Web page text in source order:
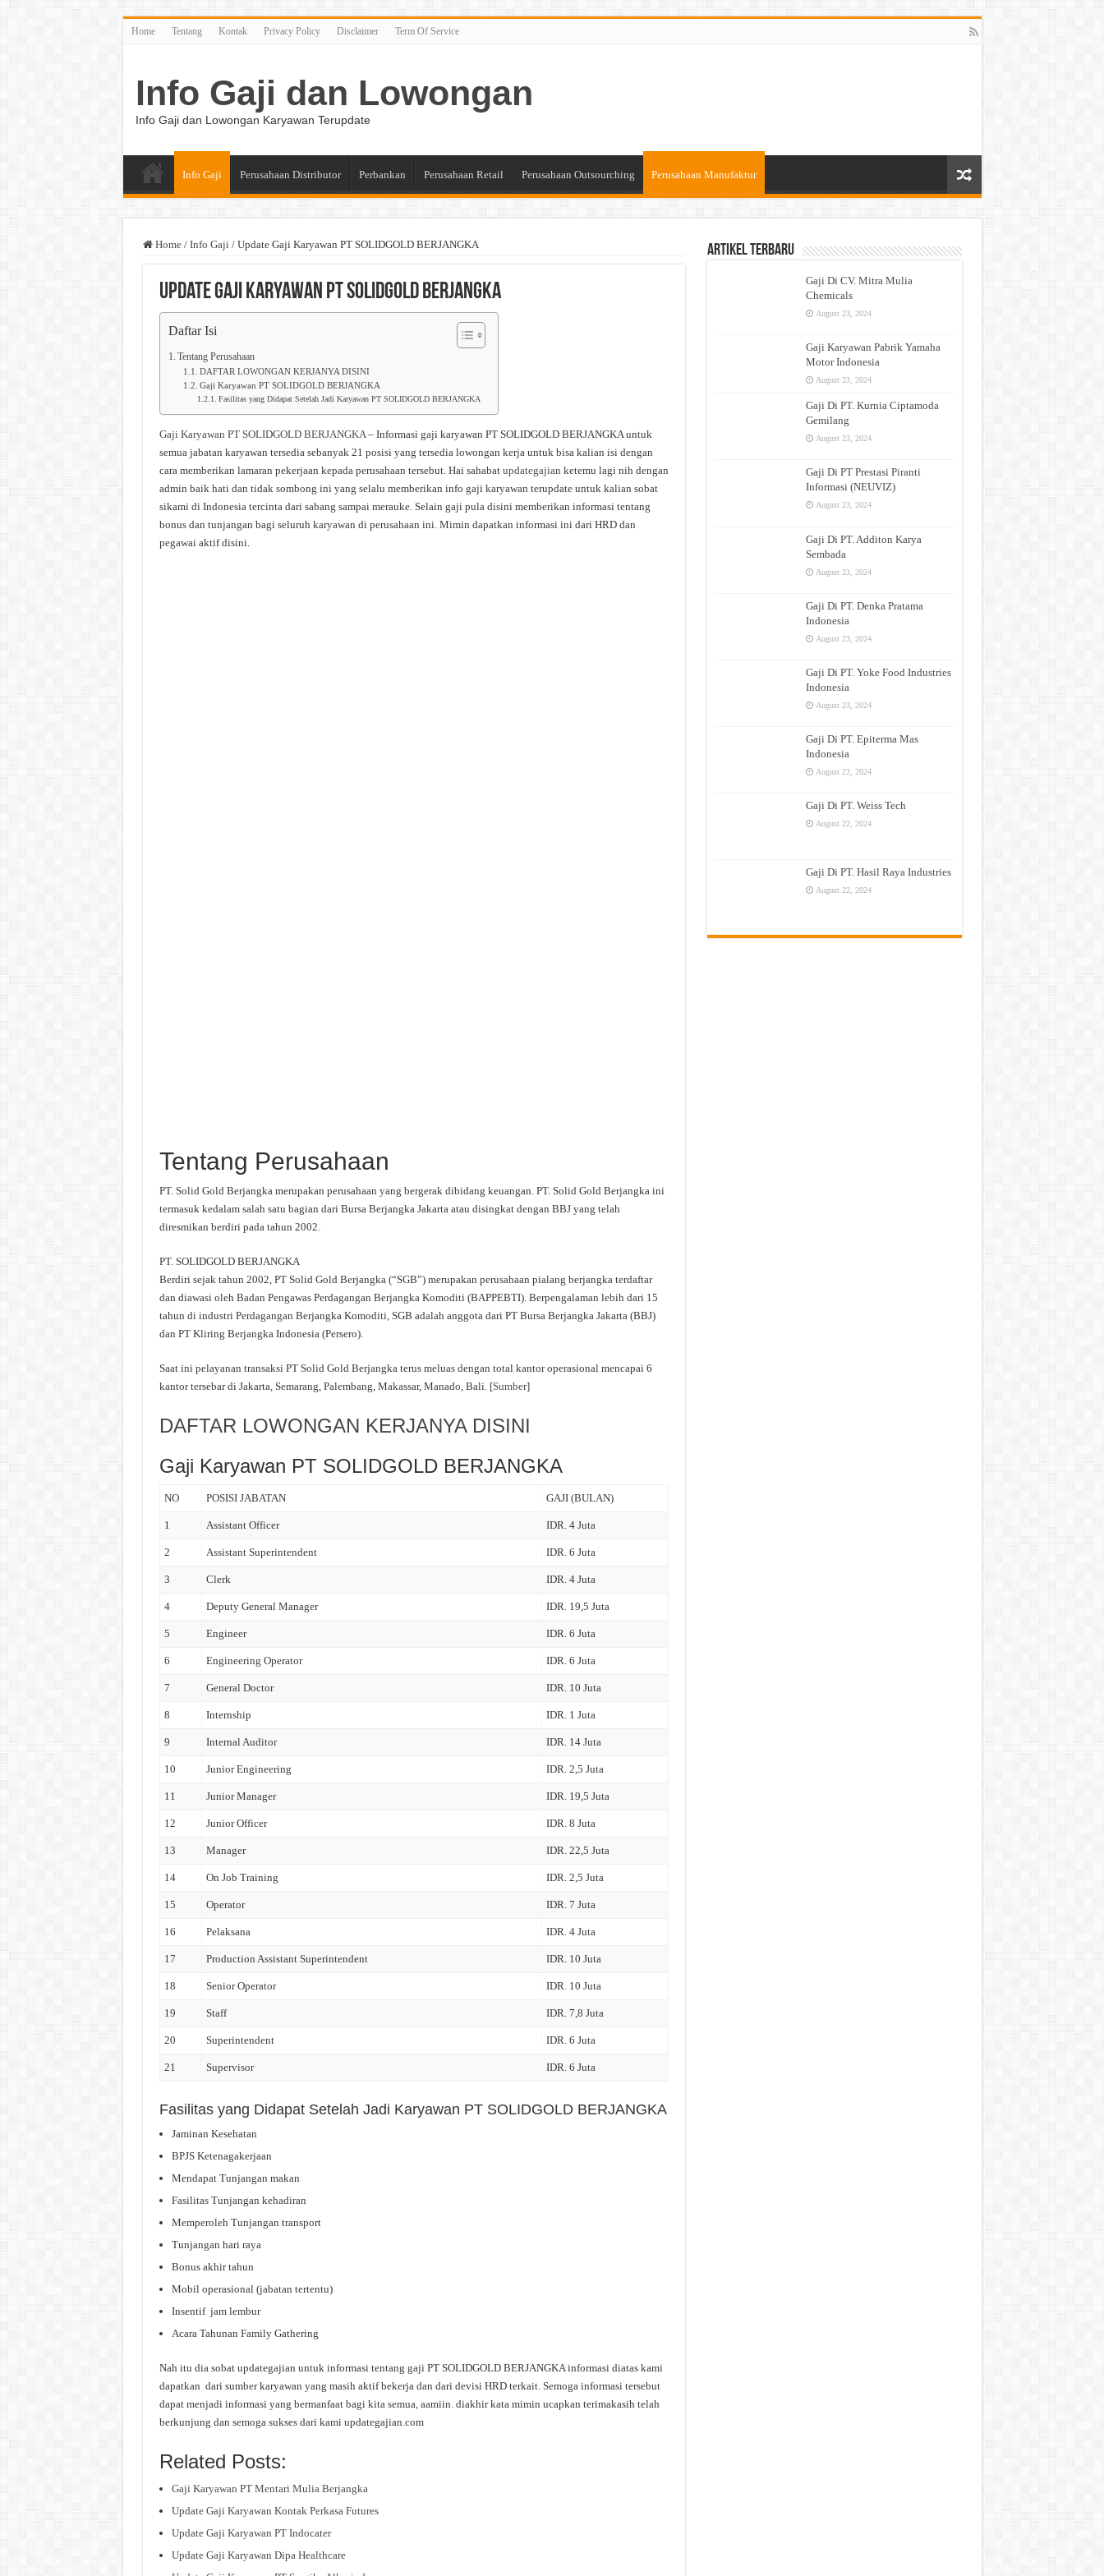
Home Tentang Kontak Privacy Policy Disclaimer Term Of Service
Info Gaji dan Lowongan
Info Gaji dan Lowongan Karyawan Terupdate
Info Gaji Perusahaan Distributor Perbankan Perusahaan Retail Perusahaan Outsourching Perusahaan Manufaktur
Home / Info Gaji / Update Gaji Karyawan PT SOLIDGOLD BERJANGKA
Update Gaji Karyawan PT SOLIDGOLD BERJANGKA
Daftar Isi
Tentang Perusahaan
DAFTAR LOWONGAN KERJANYA DISINI
Gaji Karyawan PT SOLIDGOLD BERJANGKA
Fasilitas yang Didapat Setelah Jadi Karyawan PT SOLIDGOLD BERJANGKA
Gaji Karyawan PT SOLIDGOLD BERJANGKA– Informasi gaji karyawan PT SOLIDGOLD BERJANGKA untuk
semua jabatan karyawan tersedia sebanyak 21 posisi yang tersedia lowongan kerja untuk bisa kalian isi dengan
cara memberikan lamaran pekerjaan kepada perusahaan tersebut. Hai sahabat updategajian ketemu lagi nih dengan
admin baik hati dan tidak sombong ini yang selalu memberikan info gaji karyawan terupdate untuk kalian sobat
sikami di Indonesia tercinta dari sabang sampai merauke. Selain gaji pula disini memberikan informasi tentang
bonus dan tunjangan bagi seluruh karyawan di perusahaan ini. Mimin dapatkan informasi ini dari HRD dan
pegawai aktif disini.
Tentang Perusahaan
PT. Solid Gold Berjangka merupakan perusahaan yang bergerak dibidang keuangan. PT. Solid Gold Berjangka ini
termasuk kedalam salah satu bagian dari Bursa Berjangka Jakarta atau disingkat dengan BBJ yang telah
diresmikan berdiri pada tahun 2002.
PT. SOLIDGOLD BERJANGKA
Berdiri sejak tahun 2002, PT Solid Gold Berjangka (“SGB”) merupakan perusahaan pialang berjangka terdaftar
dan diawasi oleh Badan Pengawas Perdagangan Berjangka Komoditi (BAPPEBTI). Berpengalaman lebih dari 15
tahun di industri Perdagangan Berjangka Komoditi, SGB adalah anggota dari PT Bursa Berjangka Jakarta (BBJ)
dan PT Kliring Berjangka Indonesia (Persero).
Saat ini pelayanan transaksi PT Solid Gold Berjangka terus meluas dengan total kantor operasional mencapai 6
kantor tersebar di Jakarta, Semarang, Palembang, Makassar, Manado, Bali. [Sumber]
DAFTAR LOWONGAN KERJANYA DISINI
Gaji Karyawan PT SOLIDGOLD BERJANGKA
NO POSISI JABATAN GAJI (BULAN)
1 Assistant Officer IDR. 4 Juta
2 Assistant Superintendent IDR. 6 Juta
3 Clerk IDR. 4 Juta
4 Deputy General Manager IDR. 19,5 Juta
5 Engineer IDR. 6 Juta
6 Engineering Operator IDR. 6 Juta
7 General Doctor IDR. 10 Juta
8 Internship IDR. 1 Juta
9 Internal Auditor IDR. 14 Juta
10 Junior Engineering IDR. 2,5 Juta
11 Junior Manager IDR. 19,5 Juta
12 Junior Officer IDR. 8 Juta
13 Manager IDR. 22,5 Juta
14 On Job Training IDR. 2,5 Juta
15 Operator IDR. 7 Juta
16 Pelaksana IDR. 4 Juta
17 Production Assistant Superintendent IDR. 10 Juta
18 Senior Operator IDR. 10 Juta
19 Staff IDR. 7,8 Juta
20 Superintendent IDR. 6 Juta
21 Supervisor IDR. 6 Juta
Fasilitas yang Didapat Setelah Jadi Karyawan PT SOLIDGOLD BERJANGKA
Jaminan Kesehatan
BPJS Ketenagakerjaan
Mendapat Tunjangan makan
Fasilitas Tunjangan kehadiran
Memperoleh Tunjangan transport
Tunjangan hari raya
Bonus akhir tahun
Mobil operasional (jabatan tertentu)
Insentif jam lembur
Acara Tahunan Family Gathering
Nah itu dia sobat updategajian untuk informasi tentang gaji PT SOLIDGOLD BERJANGKA informasi diatas kami
dapatkan dari sumber karyawan yang masih aktif bekerja dan dari devisi HRD terkait. Semoga informasi tersebut
dapat menjadi informasi yang bermanfaat bagi kita semua, aamiin. diakhir kata mimin ucapkan terimakasih telah
berkunjung dan semoga sukses dari kami updategajian.com
Related Posts:
Gaji Karyawan PT Mentari Mulia Berjangka
Update Gaji Karyawan Kontak Perkasa Futures
Update Gaji Karyawan PT Indocater
Update Gaji Karyawan Dipa Healthcare
Artikel Terbaru
Gaji Di CV. Mitra Mulia
Chemicals
August 23, 2024
Gaji Karyawan Pabrik Yamaha
Motor Indonesia
August 23, 2024
Gaji Di PT. Kurnia Ciptamoda
Gemilang
August 23, 2024
Gaji Di PT Prestasi Piranti
Informasi (NEUVIZ)
August 23, 2024
Gaji Di PT. Additon Karya
Sembada
August 23, 2024
Gaji Di PT. Denka Pratama
Indonesia
August 23, 2024
Gaji Di PT. Yoke Food Industries
Indonesia
August 23, 2024
Gaji Di PT. Epiterma Mas
Indonesia
August 22, 2024
Gaji Di PT. Weiss Tech
August 22, 2024
Gaji Di PT. Hasil Raya Industries
August 22, 2024